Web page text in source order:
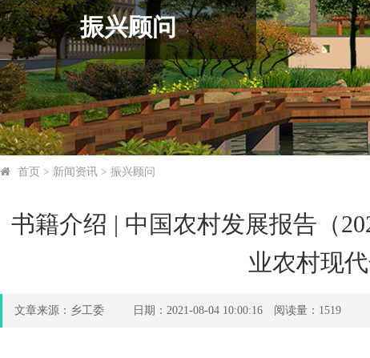
振兴顾问
首页 > 新闻资讯 > 振兴顾问
书籍介绍 | 中国农村发展报告（
业农村现
文章来源：乡工委 日期：2021-08-04 10:00:16 阅读量： 1519